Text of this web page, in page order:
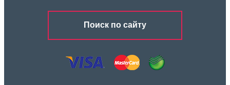
Поиск по сайту